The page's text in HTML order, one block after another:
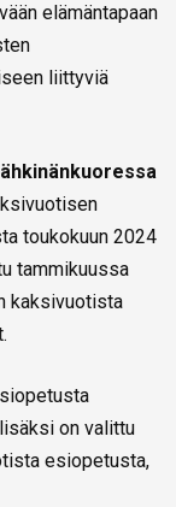
elämäntapaan
liittyviä
toukokuun 2024
tammikuussa
kaksivuotista
on valittu
esiopetusta,